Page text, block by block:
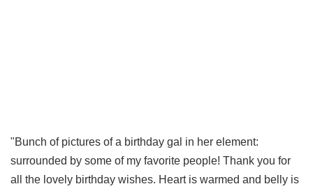
"Bunch of pictures of a birthday gal in her element:
surrounded by some of my favorite people! Thank you for
all the lovely birthday wishes. Heart is warmed and belly is